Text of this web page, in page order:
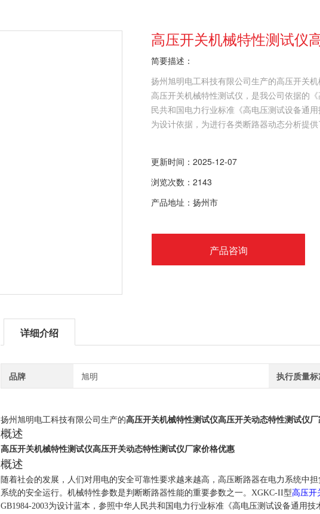
高压开关机械特性测试仪
简要描述：
扬州旭明电工科技有限公司生产的高压开关
高压开关机械特性测试仪，是我公司依据的
民共和国电力行业标准《高电压测试设备通
为设计依据，为进行各类断路器动态分析提供
更新时间：2025-12-07
浏览次数：2143
产品地址：扬州市
产品咨询
详细介绍
品牌 旭明 执行质量
扬州旭明电工科技有限公司生产的高压开关机械特性测试仪高压开关动态特性测试仪
概述
高压开关机械特性测试仪高压开关动态特性测试仪厂家价格优惠
概述
随着社会的发展，人们对用电的安全可靠性要求越来越高，高压断路器在电力系统中
系统的安全运行。机械特性参数是判断断路器性能的重要参数之一。 XGKC-II型高压开
GB1984-2003为设计蓝本，参照中华人民共和国电力行业标准《高电压测试设备通用技